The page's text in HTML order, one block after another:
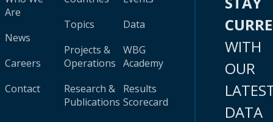
Are
News
Careers
Contact
Topics
Projects &
Operations
Research &
Publications
Data
WBG
Academy
Results
Scorecard
WITH
OUR
DATA